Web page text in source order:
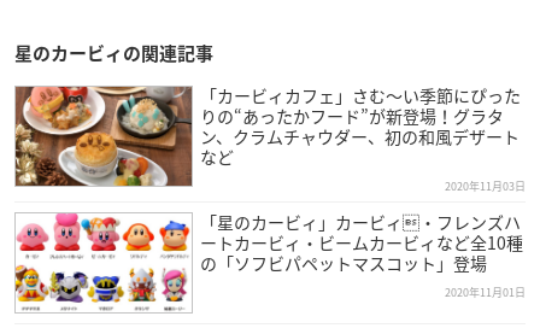
星のカービィの関連記事
「カービィカフェ」さむ～い季節にぴった
りの“あったかフード”が新登場！グラタ
ン、クラムチャウダー、初の和風デザート
など
2020年11月03日
「星のカービィ」カービィ・フレンズハ
ートカービィ・ビームカービィなど全10種
の「ソフビパペットマスコット」登場
2020年11月01日